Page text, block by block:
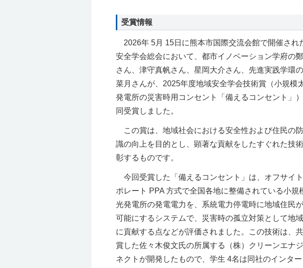
受賞情報
2026年 5月 15日に熊本市国際交流会館で開催され
安全学会総会において、都市イノベーション学府の
さん、津守真帆さん、星岡大介さん、先進実践学環
菜月さんが、2025年度地域安全学会技術賞（小規模
発電所の災害時用コンセント「備えるコンセント」
同受賞しました。
この賞は、地域社会における安全性および住民の
識の向上を目的とし、顕著な貢献をしたすぐれた技
彰するものです。
今回受賞した「備えるコンセント」は、オフサイ
ポレート PPA 方式で全国各地に整備されている小規
光発電所の発電電力を、系統電力停電時に地域住民
可能にするシステムで、災害時の孤立対策として地
に貢献する点などが評価されました。この技術は、
賞した佐々木俊文氏の所属する（株）クリーンエナ
ネクトが開発したもので、学生 4名は同社のインタ